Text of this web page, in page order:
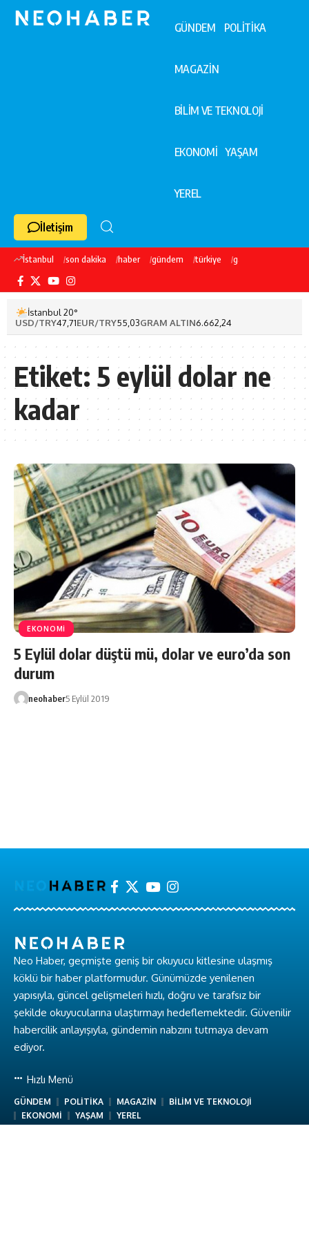
GÜNDEM POLİTİKA
MAGAZİN
BİLİM VE TEKNOLOJİ
EKONOMİ YAŞAM
YEREL
İletişim
İstanbul son dakika haber gündem türkiye galatasaray
İstanbul 20°
USD/TRY47,71EUR/TRY55,03GRAM ALTIN6.662,24
Etiket: 5 eylül dolar ne
kadar
EKONOMİ
5 Eylül dolar düştü mü, dolar ve euro’da son
durum
neohaber5 Eylül 2019
Neo Haber, geçmişte geniş bir okuyucu kitlesine ulaşmış
köklü bir haber platformudur. Günümüzde yenilenen
yapısıyla, güncel gelişmeleri hızlı, doğru ve tarafsız bir
şekilde okuyucularına ulaştırmayı hedeflemektedir. Güvenilir
habercilik anlayışıyla, gündemin nabzını tutmaya devam
ediyor.
Hızlı Menü
GÜNDEM POLİTİKA MAGAZİN
BİLİM VE TEKNOLOJİ
EKONOMİ
YAŞAM YEREL